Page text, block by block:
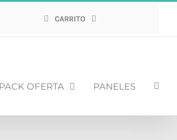
CARRITO
PACK OFERTA PANELES